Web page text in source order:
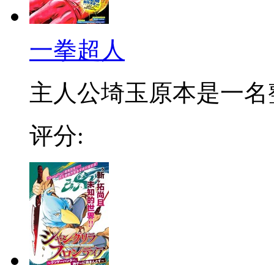
一拳超人
主人公埼玉原本是一名
评分: